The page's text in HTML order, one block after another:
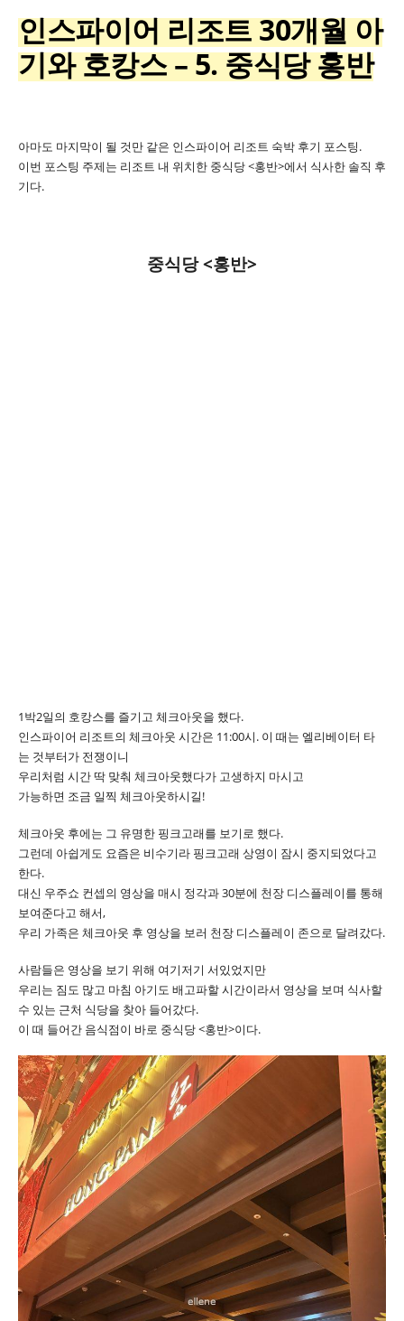
인스파이어 리조트 30개월 아
기와 호캉스 – 5. 중식당 홍반
아마도 마지막이 될 것만 같은 인스파이어 리조트 숙박 후기 포스팅.
이번 포스팅 주제는 리조트 내 위치한 중식당 <홍반>에서 식사한 솔직 후
기다.
중식당 <홍반>
1박2일의 호캉스를 즐기고 체크아웃을 했다.
인스파이어 리조트의 체크아웃 시간은 11:00시. 이 때는 엘리베이터 타
는 것부터가 전쟁이니
우리처럼 시간 딱 맞춰 체크아웃했다가 고생하지 마시고
가능하면 조금 일찍 체크아웃하시길!
체크아웃 후에는 그 유명한 핑크고래를 보기로 했다.
그런데 아쉽게도 요즘은 비수기라 핑크고래 상영이 잠시 중지되었다고
한다.
대신 우주쇼 컨셉의 영상을 매시 정각과 30분에 천장 디스플레이를 통해
보여준다고 해서,
우리 가족은 체크아웃 후 영상을 보러 천장 디스플레이 존으로 달려갔다.
사람들은 영상을 보기 위해 여기저기 서있었지만
우리는 짐도 많고 마침 아기도 배고파할 시간이라서 영상을 보며 식사할
수 있는 근처 식당을 찾아 들어갔다.
이 때 들어간 음식점이 바로 중식당 <홍반>이다.